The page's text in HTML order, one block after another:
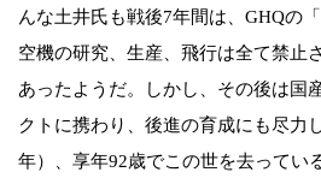
んな土井氏も戦後7年間は、GHQの
空機の研究、生産、飛行は全て禁止
あったようだ。しかし、その後は国
クトに携わり、後進の育成にも尽力
年）、享年92歳でこの世を去ってい